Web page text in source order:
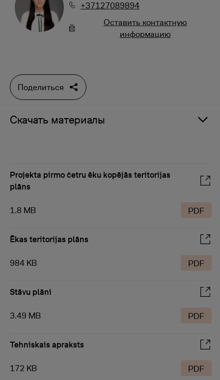
+37127089894
Oставить контактную
информацию
Поделиться
Скачать материалы
Projekta pirmo četru ēku kopējās teritorijas
plāns
1.8 MB PDF
Ēkas teritorijas plāns
984 KB PDF
Stāvu plāni
3.49 MB PDF
Tehniskais apraksts
172 KB PDF